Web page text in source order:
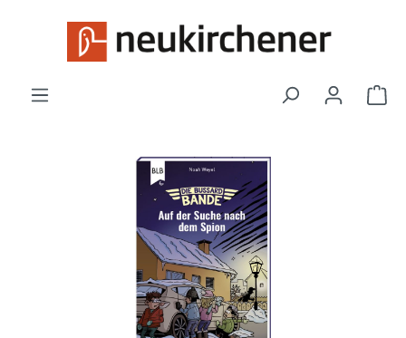
Zum Hauptinhalt springen
Bildergalerie überspringen